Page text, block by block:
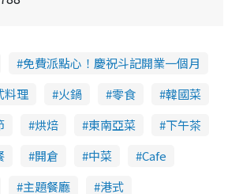
免費派點心！慶祝斗記開業一個月
料理 火鍋 零食
韓國菜
烘焙 東南亞菜
下午茶
開倉 中菜
Cafe
主題餐廳 港式